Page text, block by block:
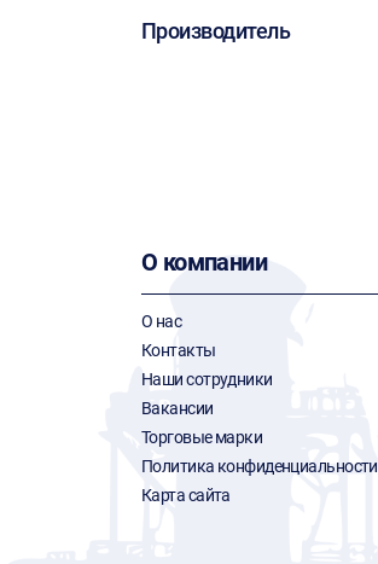
Производитель
О компании
О нас
Контакты
Наши сотрудники
Вакансии
Торговые марки
Политика конфиденциальности
Карта сайта